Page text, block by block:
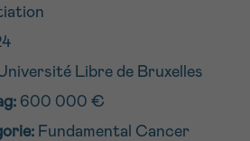
Libre de Bruxelles
600 000 €
Fundamental Cancer